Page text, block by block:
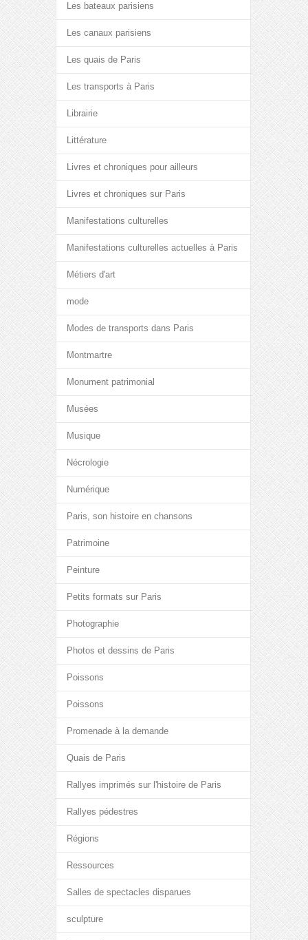
Les bateaux parisiens
Les canaux parisiens
Les quais de Paris
Les transports à Paris
Librairie
Littérature
Livres et chroniques pour ailleurs
Livres et chroniques sur Paris
Manifestations culturelles
Manifestations culturelles actuelles à Paris
Métiers d'art
mode
Modes de transports dans Paris
Montmartre
Monument patrimonial
Musées
Musique
Nécrologie
Numérique
Paris, son histoire en chansons
Patrimoine
Peinture
Petits formats sur Paris
Photographie
Photos et dessins de Paris
Poissons
Poissons
Promenade à la demande
Quais de Paris
Rallyes imprimés sur l'histoire de Paris
Rallyes pédestres
Régions
Ressources
Salles de spectacles disparues
sculpture